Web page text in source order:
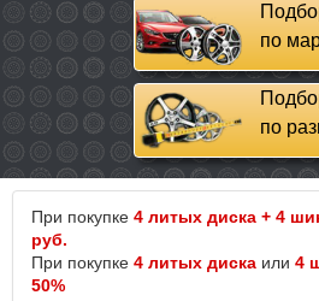
по
по
При покупке 4 литых диска + 4
руб.
При покупке 4 литых диска или 4
50%